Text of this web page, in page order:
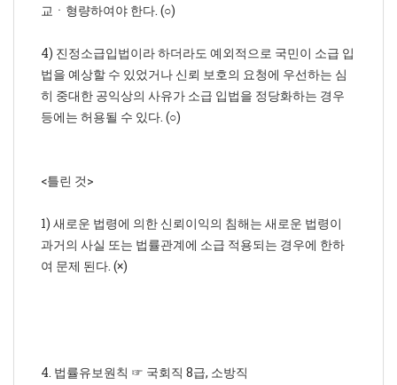
교ㆍ형량하여야 한다. (○)
4) 진정소급입법이라 하더라도 예외적으로 국민이 소급 입
법을 예상할 수 있었거나 신뢰 보호의 요청에 우선하는 심
히 중대한 공익상의 사유가 소급 입법을 정당화하는 경우
등에는 허용될 수 있다. (○)
<틀린 것>
1) 새로운 법령에 의한 신뢰이익의 침해는 새로운 법령이
과거의 사실 또는 법률관계에 소급 적용되는 경우에 한하
여 문제 된다. (×)
4. 법률유보원칙 ☞ 국회직 8급, 소방직